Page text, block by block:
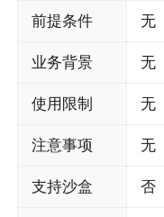
前提条件 无
业务背景 无
使用限制 无
注意事项 无
支持沙盒 否